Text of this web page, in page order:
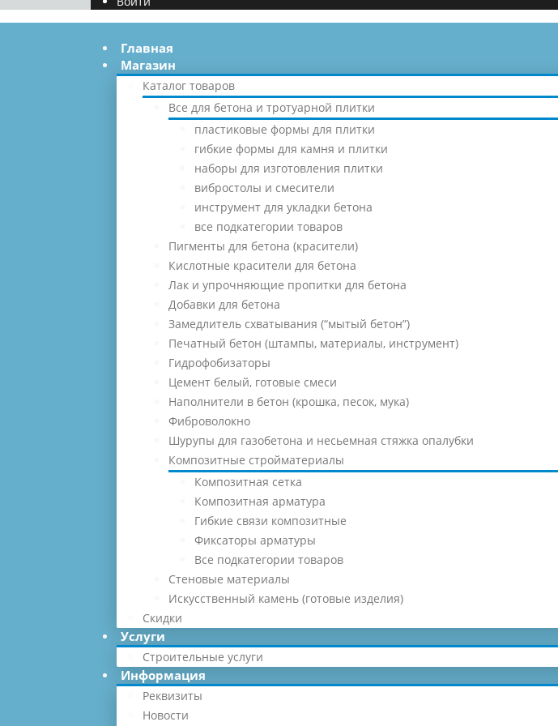
Главная
Магазин
Каталог товаров
Все для бетона и тротуарной плитки
пластиковые формы для плитки
гибкие формы для камня и плитки
наборы для изготовления плитки
вибростолы и смесители
инструмент для укладки бетона
все подкатегории товаров
Пигменты для бетона (красители)
Кислотные красители для бетона
Лак и упрочняющие пропитки для бетона
Добавки для бетона
Замедлитель схватывания (“мытый бетон”)
Печатный бетон (штампы, материалы, инструмент)
Гидрофобизаторы
Цемент белый, готовые смеси
Наполнители в бетон (крошка, песок, мука)
Фиброволокно
Шурупы для газобетона и несьемная стяжка опалубки
Композитные стройматериалы
Композитная сетка
Композитная арматура
Гибкие связи композитные
Фиксаторы арматуры
Все подкатегории товаров
Стеновые материалы
Искусственный камень (готовые изделия)
Скидки
Услуги
Строительные услуги
Информация
Реквизиты
Новости